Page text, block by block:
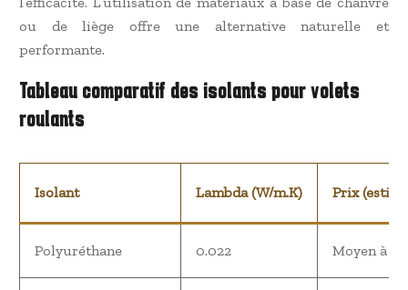
ou de liège offre une alternative naturelle et
performante.
Tableau comparatif des isolants pour volets
roulants
Isolant Lambda (W/m.K) Prix
Polyuréthane 0.022 Moyen à